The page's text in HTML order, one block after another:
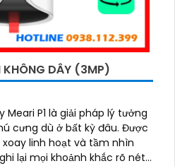
KHÔNG DÂY (3MP)
Meari P1 là giải pháp lý tưởng
dù ở bất kỳ đâu. Được
xoay linh hoạt và tầm nhìn
lại mọi khoảnh khắc rõ nét